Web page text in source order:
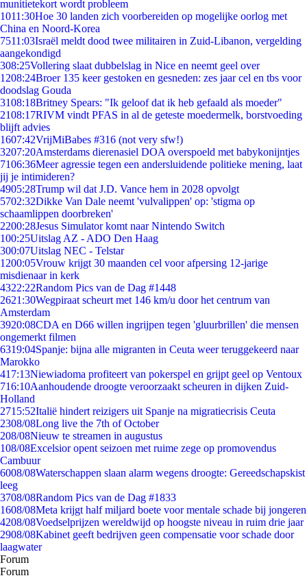
munitietekort wordt probleem
1011:30Hoe 30 landen zich voorbereiden op mogelijke oorlog met
China en Noord-Korea
7511:03Israël meldt dood twee militairen in Zuid-Libanon, vergelding
aangekondigd
308:25Vollering slaat dubbelslag in Nice en neemt geel over
1208:24Broer 135 keer gestoken en gesneden: zes jaar cel en tbs voor
doodslag Gouda
3108:18Britney Spears: "Ik geloof dat ik heb gefaald als moeder"
2108:17RIVM vindt PFAS in al de geteste moedermelk, borstvoeding
blijft advies
1607:42VrijMiBabes #316 (not very sfw!)
3207:20Amsterdams dierenasiel DOA overspoeld met babykonijntjes
7106:36Meer agressie tegen een andersluidende politieke mening, laat
jij je intimideren?
4905:28Trump wil dat J.D. Vance hem in 2028 opvolgt
5702:32Dikke Van Dale neemt 'vulvalippen' op: 'stigma op
schaamlippen doorbreken'
2200:28Jesus Simulator komt naar Nintendo Switch
100:25Uitslag AZ - ADO Den Haag
300:07Uitslag NEC - Telstar
1200:05Vrouw krijgt 30 maanden cel voor afpersing 12-jarige
misdienaar in kerk
4322:22Random Pics van de Dag #1448
2621:30Wegpiraat scheurt met 146 km/u door het centrum van
Amsterdam
3920:08CDA en D66 willen ingrijpen tegen 'gluurbrillen' die mensen
ongemerkt filmen
6319:04Spanje: bijna alle migranten in Ceuta weer teruggekeerd naar
Marokko
417:13Niewiadoma profiteert van pokerspel en grijpt geel op Ventoux
716:10Aanhoudende droogte veroorzaakt scheuren in dijken Zuid-
Holland
2715:52Italië hindert reizigers uit Spanje na migratiecrisis Ceuta
2308/08Long live the 7th of October
208/08Nieuw te streamen in augustus
108/08Excelsior opent seizoen met ruime zege op promovendus
Cambuur
6008/08Waterschappen slaan alarm wegens droogte: Gereedschapskist
leeg
3708/08Random Pics van de Dag #1833
1608/08Meta krijgt half miljard boete voor mentale schade bij jongeren
4208/08Voedselprijzen wereldwijd op hoogste niveau in ruim drie jaar
2908/08Kabinet geeft bedrijven geen compensatie voor schade door
laagwater
Forum
Forum